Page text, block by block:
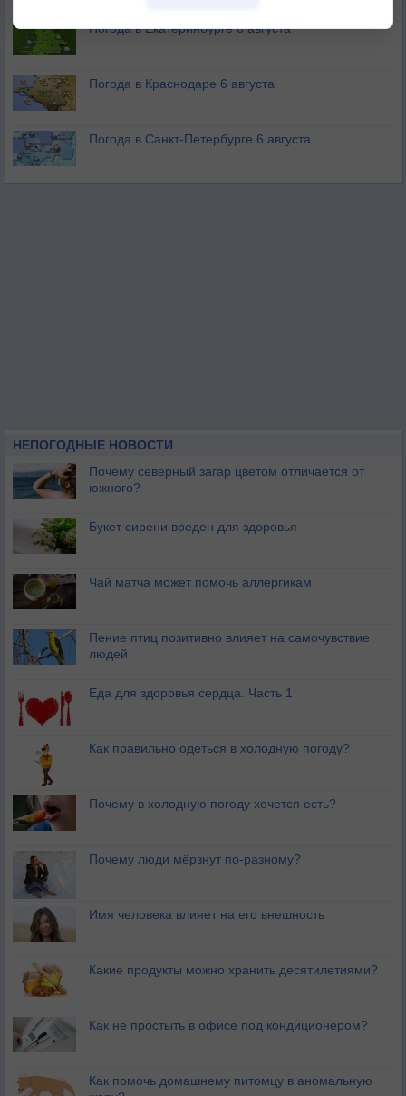
Погода в Екатеринбурге 6 августа
Погода в Краснодаре 6 августа
Погода в Санкт-Петербурге 6 августа
НЕПОГОДНЫЕ НОВОСТИ
Почему северный загар цветом отличается от
южного?
Букет сирени вреден для здоровья
Чай матча может помочь аллергикам
Пение птиц позитивно влияет на самочувствие
людей
Еда для здоровья сердца. Часть 1
Как правильно одеться в холодную погоду?
Почему в холодную погоду хочется есть?
Почему люди мёрзнут по-разному?
Имя человека влияет на его внешность
Какие продукты можно хранить десятилетиями?
Как не простыть в офисе под кондиционером?
Как помочь домашнему питомцу в аномальную